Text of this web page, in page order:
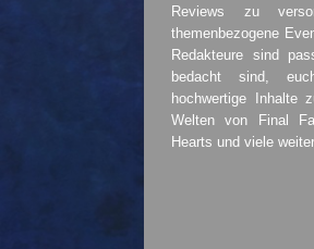
Reviews zu
themenbezogene
Redakteure sind
bedacht sind,
hochwertige Inhalte
Welten von Final
Hearts und viele